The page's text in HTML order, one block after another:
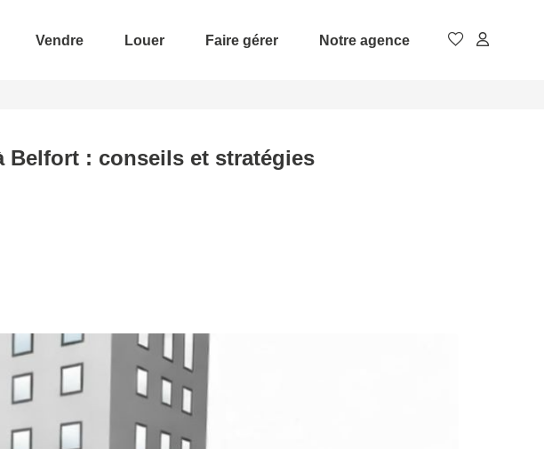
Vendre Louer Faire gérer Notre agence
Belfort : conseils et stratégies